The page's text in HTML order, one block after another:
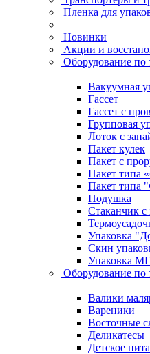
Пленка для
Новинки
Акции и
Оборудование по
Вакуумная
Гассет
Гассет с
Групповая
Лоток с
Пакет кулек
Пакет с
Пакет типа
Пакет типа
Подушка
Стаканчик с
Упаковка
Скин
Упаковка
Оборудование по
Валики
Вареники
Восточные
Деликатесы
Детское